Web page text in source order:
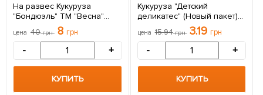
На развес Кукуруза
"Бондюэль" ТМ "Весна"
цена за 40г
цена 40грн 8 грн
- +
КУПИТЬ
Кукуруза "Детский
деликатес" (Новый пакет)
ТМ "Весна" 7г
цена 15.94грн 3.19 грн
- +
КУПИТЬ